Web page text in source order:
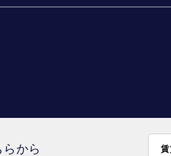
から